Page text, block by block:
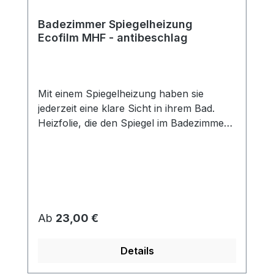
Badezimmer Spiegelheizung
Ecofilm MHF - antibeschlag
Mit einem Spiegelheizung haben sie
jederzeit eine klare Sicht in ihrem Bad.
Heizfolie, die den Spiegel im Badezimmer
niedrigen Temperaturen. Eine Überhitzung
somit verhindert. Die Spiegelheizfolie ist
Regulärer Preis:
Ab 23,00 €
Details